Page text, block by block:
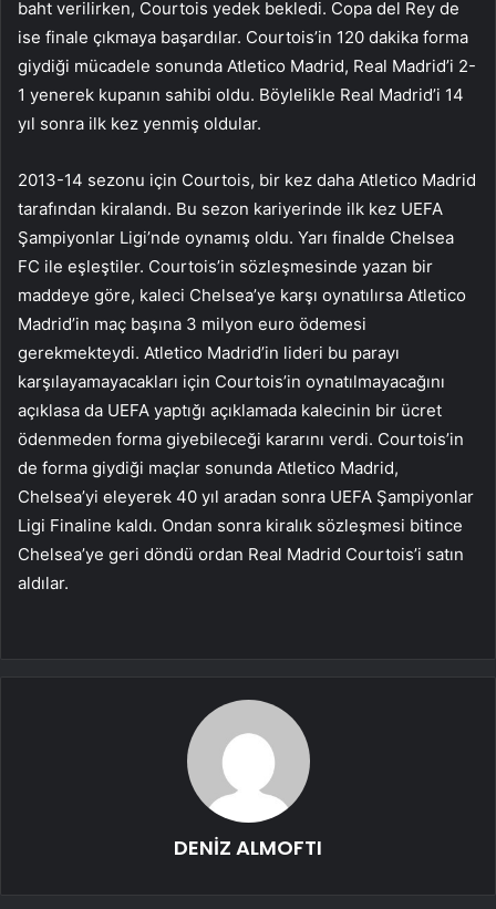
baht verilirken, Courtois yedek bekledi. Copa del Rey de
ise finale çıkmaya başardılar. Courtois’in 120 dakika forma
giydiği mücadele sonunda Atletico Madrid, Real Madrid’i 2-
1 yenerek kupanın sahibi oldu. Böylelikle Real Madrid’i 14
yıl sonra ilk kez yenmiş oldular.
2013-14 sezonu için Courtois, bir kez daha Atletico Madrid
tarafından kiralandı. Bu sezon kariyerinde ilk kez UEFA
Şampiyonlar Ligi’nde oynamış oldu. Yarı finalde Chelsea
FC ile eşleştiler. Courtois’in sözleşmesinde yazan bir
maddeye göre, kaleci Chelsea’ye karşı oynatılırsa Atletico
Madrid’in maç başına 3 milyon euro ödemesi
gerekmekteydi. Atletico Madrid’in lideri bu parayı
karşılayamayacakları için Courtois’in oynatılmayacağını
açıklasa da UEFA yaptığı açıklamada kalecinin bir ücret
ödenmeden forma giyebileceği kararını verdi. Courtois’in
de forma giydiği maçlar sonunda Atletico Madrid,
Chelsea’yi eleyerek 40 yıl aradan sonra UEFA Şampiyonlar
Ligi Finaline kaldı. Ondan sonra kiralık sözleşmesi bitince
Chelsea’ye geri döndü ordan Real Madrid Courtois’i satın
aldılar.
DENİZ ALMOFTI